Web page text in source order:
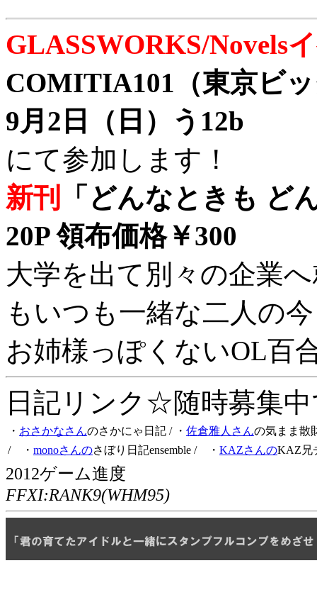
GLASSWORKS/Novels
COMITIA101（東京ビ
9月2日（日）う12b
にて参加します！
新刊
「どんなときも ど
20P 領布価格￥300
大学を出て別々の企業
もいつも一緒な二人の
お姉様っぽくないOL百
日記リンク☆随時募集
・ おさかなさんのさかにゃ日記 / ・ 佐倉雅人さんの気まま散
/ ・ monoさんのさぼり日記ensemble / ・ KAZさんのKAZ兄
2012ゲーム進度
FFXI:RANK9(WHM95)